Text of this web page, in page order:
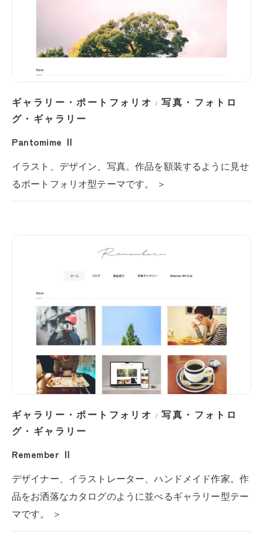
ギャラリー・ポートフォリオ /写真・フォトロ
グ・ギャラリー
Pantomime Ⅱ
イラスト、デザイン、写真。作品を額装するように見せ
るポートフォリオ型テーマです。 ＞
ギャラリー・ポートフォリオ /写真・フォトロ
グ・ギャラリー
Remember Ⅱ
デザイナー、イラストレーター、ハンドメイド作家。作
品をお洒落なカタログのように並べるギャラリー型テー
マです。 ＞